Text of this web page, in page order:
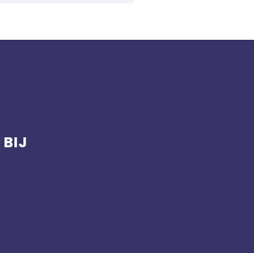
BIJ